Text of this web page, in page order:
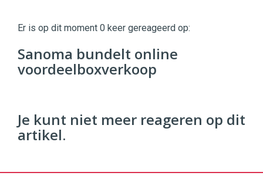
|
Digital
Commercehttps://twinklemagazine.nl
9654
Er is op dit moment 0 keer gereageerd op:
Sanoma bundelt online
voordeelboxverkoop
Je kunt niet meer reageren op dit
artikel.